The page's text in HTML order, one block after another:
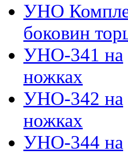
УНО
боковин
УНО-341 на
ножках
УНО-342 на
ножках
УНО-344 на